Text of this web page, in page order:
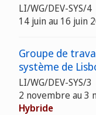
LI/WG/DEV-SYS/4
14 juin au 16 juin
Groupe de
système de
LI/WG/DEV-SYS/3
2 novembre au 3
Hybride